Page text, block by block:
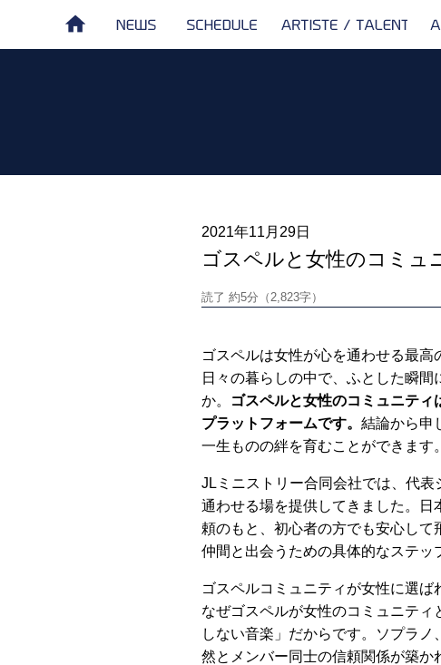
2021年11月29日
ゴスペルと女性のコミュ
読了 約5分（2,823字）
ゴスペルは女性が心を通わせる最高
日々の暮らしの中で、ふとした瞬
か。
ゴスペルと女性のコミュニテ
プラットフォームです。 結論から申
一生ものの絆を育むことができます。
JLミニストリー合同会社では、代
通わせる場を提供してきました。
頼のもと、初心者の方でも安心し
仲間と出会うための具体的なステッ
ゴスペルコミュニティが女性に選ば
なぜゴスペルが女性のコミュニテ
しない音楽」だからです。ソプラ
然とメンバー同士の信頼関係が築